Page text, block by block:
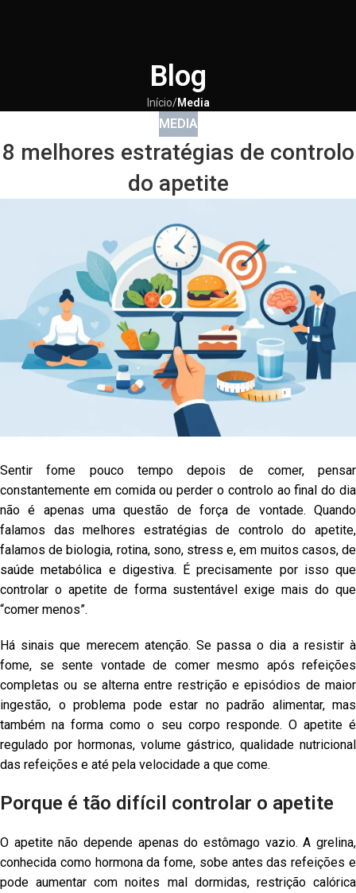
Blog
Início/Media
MEDIA
8 melhores estratégias de controlo
do apetite
Sentir fome pouco tempo depois de comer, pensar
constantemente em comida ou perder o controlo ao final do dia
não é apenas uma questão de força de vontade. Quando
falamos das melhores estratégias de controlo do apetite,
falamos de biologia, rotina, sono, stress e, em muitos casos, de
saúde metabólica e digestiva. É precisamente por isso que
controlar o apetite de forma sustentável exige mais do que
“comer menos”.
Há sinais que merecem atenção. Se passa o dia a resistir à
fome, se sente vontade de comer mesmo após refeições
completas ou se alterna entre restrição e episódios de maior
ingestão, o problema pode estar no padrão alimentar, mas
também na forma como o seu corpo responde. O apetite é
regulado por hormonas, volume gástrico, qualidade nutricional
das refeições e até pela velocidade a que come.
Porque é tão difícil controlar o apetite
O apetite não depende apenas do estômago vazio. A grelina,
conhecida como hormona da fome, sobe antes das refeições e
pode aumentar com noites mal dormidas, restrição calórica